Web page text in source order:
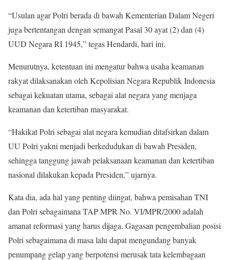
“Usulan agar Polri berada di bawah Kementerian Dalam Negeri
juga bertentangan dengan semangat Pasal 30 ayat (2) dan (4)
UUD Negara RI 1945,” tegas Hendardi, hari ini.
Menurutnya, ketentuan ini mengatur bahwa usaha keamanan
rakyat dilaksanakan oleh Kepolisian Negara Republik Indonesia
sebagai kekuatan utama, sebagai alat negara yang menjaga
keamanan dan ketertiban masyarakat.
“Hakikat Polri sebagai alat negara kemudian ditafsirkan dalam
UU Polri yakni menjadi berkedudukan di bawah Presiden,
sehingga tanggung jawab pelaksanaan keamanan dan ketertiban
nasional dilakukan kepada Presiden,” ujarnya.
Kata dia, ada hal yang penting diingat, bahwa pemisahan TNI
dan Polri sebagaimana TAP MPR No. VI/MPR/2000 adalah
amanat reformasi yang harus dijaga. Gagasan pengembalian posisi
Polri sebagaimana di masa lalu dapat mengundang banyak
penumpang gelap yang berpotensi merusak tata kelembagaan